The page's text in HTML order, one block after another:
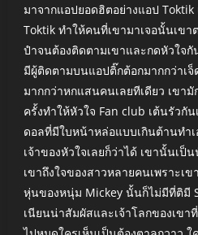
มาจากแอปยอดฮิตอย่างแอป
Toktik ทำให้คนที่เขามาเจอนั้นเข
ปำจนต้องติดตามเขาและกดหัวใจ
มีผู้ติดตามบนแอปติ๊กต้อกมากกว่าเ
มากกว่าหกแสนคนเลยทีเดียว เขา
ครั้งทำให้หัวใจ Fan club เต้นรัวกัน
ดอลที่มีใบหน้าหล่อแบบเกินต้านทำ
เจ้าของหัวใจเลยก็ว่าได้ เขานั้นเ
เขาถึงใจของสาวหลายคนเพราะ
หุ่นของหนุ่ม Mickey นั้นก็ไม่มีที่ติมี
เนียนน่าสัมผัสและเจ้าโลกของเข